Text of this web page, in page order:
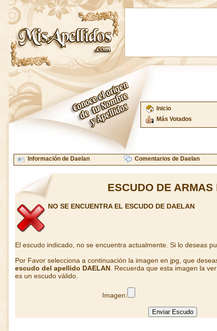
Inicio
Más Votados
Información de Daelan Comentarios de Daelan
ESCUDO DE
NO SE ENCUENTRA EL ESCUDO DE DAELAN
El escudo indicado, no se encuentra actualmente. Si lo deseas
Por Favor selecciona a continuación la imagen en jpg, que
escudo del apellido DAELAN . Recuerda que esta imagen la
es un escudo válido.
Imagen: